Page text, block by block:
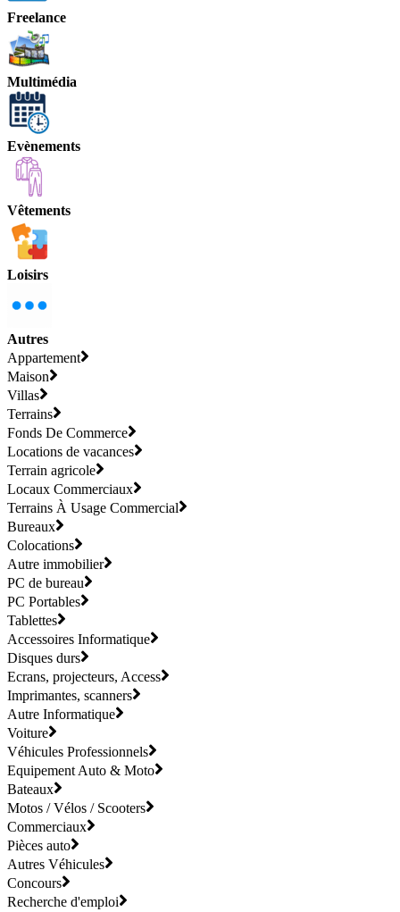
Freelance
Multimédia
Evènements
Vêtements
Loisirs
Autres
Appartement
Maison
Villas
Terrains
Fonds De Commerce
Locations de vacances
Terrain agricole
Locaux Commerciaux
Terrains À Usage Commercial
Bureaux
Colocations
Autre immobilier
PC de bureau
PC Portables
Tablettes
Accessoires Informatique
Disques durs
Ecrans, projecteurs, Access
Imprimantes, scanners
Autre Informatique
Voiture
Véhicules Professionnels
Equipement Auto & Moto
Bateaux
Motos / Vélos / Scooters
Commerciaux
Pièces auto
Autres Véhicules
Concours
Recherche d'emploi